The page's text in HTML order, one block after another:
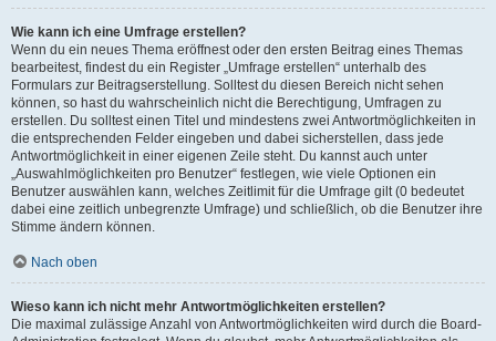
Wie kann ich eine Umfrage erstellen?
Wenn du ein neues Thema eröffnest oder den ersten Beitrag eines Themas
bearbeitest, findest du ein Register „Umfrage erstellen“ unterhalb des
Formulars zur Beitragserstellung. Solltest du diesen Bereich nicht sehen
können, so hast du wahrscheinlich nicht die Berechtigung, Umfragen zu
erstellen. Du solltest einen Titel und mindestens zwei Antwortmöglichkeiten in
die entsprechenden Felder eingeben und dabei sicherstellen, dass jede
Antwortmöglichkeit in einer eigenen Zeile steht. Du kannst auch unter
„Auswahlmöglichkeiten pro Benutzer“ festlegen, wie viele Optionen ein
Benutzer auswählen kann, welches Zeitlimit für die Umfrage gilt (0 bedeutet
dabei eine zeitlich unbegrenzte Umfrage) und schließlich, ob die Benutzer ihre
Stimme ändern können.
Nach oben
Wieso kann ich nicht mehr Antwortmöglichkeiten erstellen?
Die maximal zulässige Anzahl von Antwortmöglichkeiten wird durch die Board-